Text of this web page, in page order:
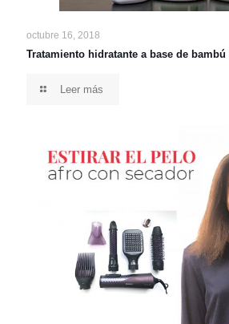
octubre 16, 2018
Tratamiento hidratante a base de bambú
Leer más